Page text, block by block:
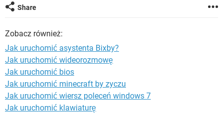
WINDOWS 10
INSTAGRAM
WINDOWS 10
Share
Zobacz również:
Jak uruchomić asystenta Bixby?
Jak uruchomić wideorozmowę
Jak uruchomić bios
Jak uruchomić minecraft by zyczu
Jak uruchomić wiersz poleceń windows 7
Jak uruchomić klawiaturę